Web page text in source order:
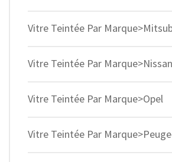
Vitre Teintée Par
Vitre Teintée Par Marque>Nissan
Vitre Teintée Par Marque>Opel
Vitre Teintée Par